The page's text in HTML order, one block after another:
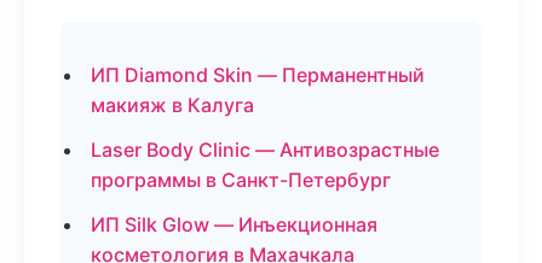
ИП Diamond Skin — Перманентный
макияж в Калуга
Laser Body Clinic — Антивозрастные
программы в Санкт-Петербург
ИП Silk Glow — Инъекционная
косметология в Махачкала